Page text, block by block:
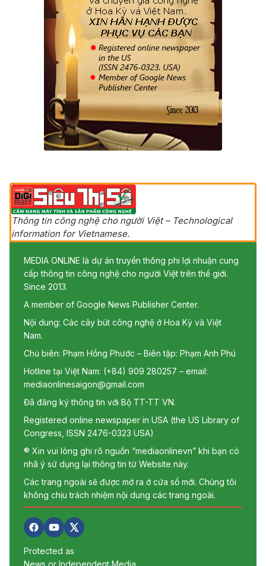
Thông tin công nghệ cho người Việt – Technological
information for Vietnamese.
MEDIA ONLINE là dự án truyền thông phi lợi nhuận cung
cấp thông tin công nghệ cho người Việt trên thế giới.
Since 2013.
A member of Google News Publisher Center.
Nội dung: Các cây bút công nghệ ở Hoa Kỳ và Việt
Nam.
Chủ biên: Phạm Hồng Phước – Biên tập: Phạm Anh Phú
Hotline tại Việt Nam: (+84) 909 280257 – email:
mediaonlinesaigon@gmail.com
Đã đăng ký thông tin với Bộ TT-TT VN.
Registered online newspaper in USA (the US Library of
Congress, ISSN 2476-0323 USA)
® Xin vui lòng ghi rõ nguồn “mediaonlinevn” khi bạn có
nhã ý sử dụng lại thông tin từ Website này.
Các trang ngoài sẽ được mở ra ở cửa sổ mới. Chúng tôi
không chịu trách nhiệm nội dung các trang ngoài.
Protected as
News or Independent Media